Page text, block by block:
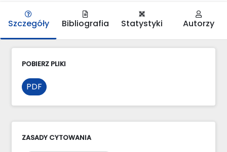
Szczegóły Bibliografia Statystyki Autorzy
POBIERZ PLIKI
PDF
ZASADY CYTOWANIA